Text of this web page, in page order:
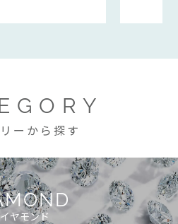
ーから探す
ヤモンド